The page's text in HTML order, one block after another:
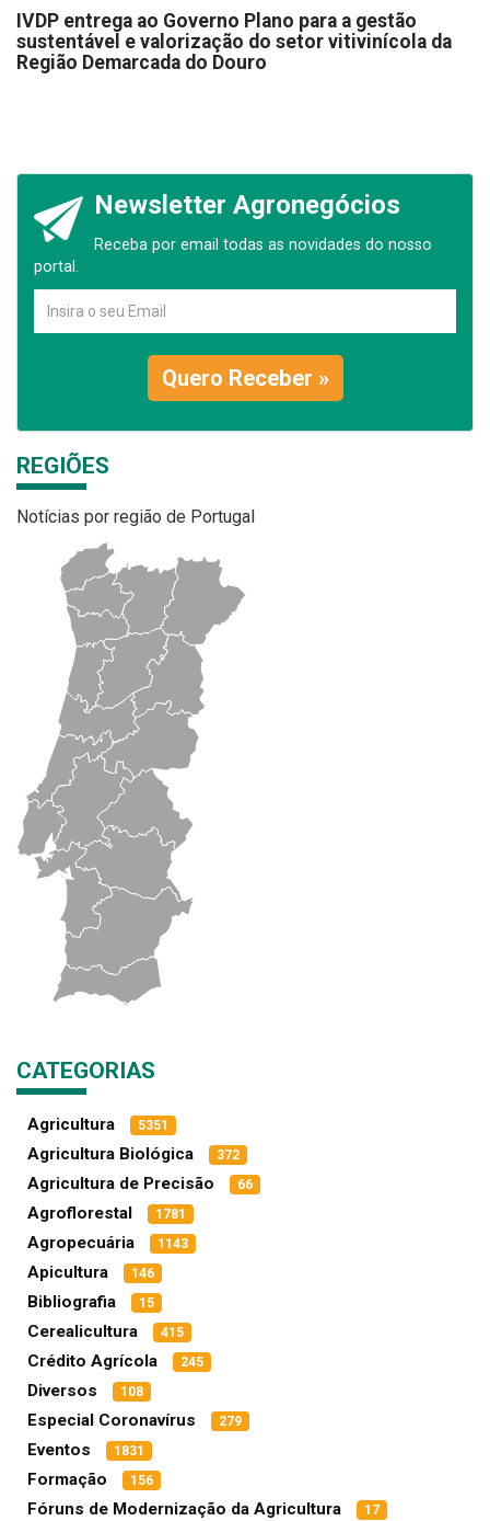
IVDP entrega ao Governo Plano para a gestão
sustentável e valorização do setor vitivinícola da
Região Demarcada do Douro
Newsletter Agronegócios
Receba por email todas as novidades do nosso
portal.
Quero Receber »
REGIÕES
Notícias por região de Portugal
CATEGORIAS
Agricultura 5351
Agricultura Biológica 372
Agricultura de Precisão 66
Agroflorestal 1781
Agropecuária 1143
Apicultura 146
Bibliografia 15
Cerealicultura 415
Crédito Agrícola 245
Diversos 108
Especial Coronavírus 279
Eventos 1831
Formação 156
Fóruns de Modernização da Agricultura 17